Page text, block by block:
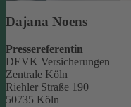
Dajana Noens
Pressereferentin
DEVK Versicherungen
Zentrale Köln
Riehler Straße 190
50735 Köln